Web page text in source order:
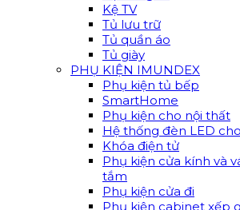
Kệ TV
Tủ lưu trữ
Tủ quần áo
Tủ giày
PHỤ KIỆN IMUNDEX
Phụ kiện tủ bếp
SmartHome
Phụ kiện cho nội thất
Hệ thống đèn LED
Khóa điện tử
Phụ kiện cửa kính và
tắm
Phụ kiện cửa đi
Phụ kiện cabinet xếp